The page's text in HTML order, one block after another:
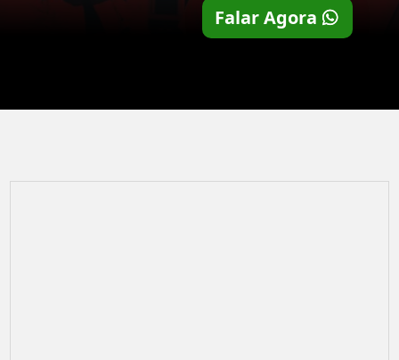
Falar Agora